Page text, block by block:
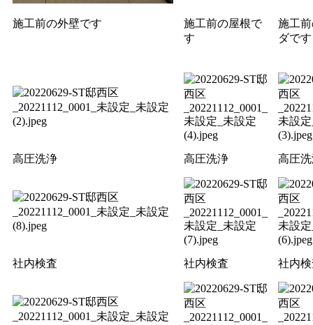
施工前の外壁です
施工前の屋根で
す
施工
ダです
高圧洗浄 高圧洗浄 高圧
社内検査 社内検査 社内